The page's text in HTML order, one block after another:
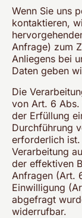
Wenn Sie uns
kontaktieren,
Anfrage) zum
Anliegens bei
Daten geben
Die
von Art. 6 Abs.
der Erfüllung
Durchführung
erforderlich ist.
Verarbeitung
der effektiven
Anfragen (Art.
Einwilligung
abgefragt
widerrufbar.